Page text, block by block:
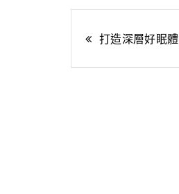
文
章
打造深層好眠